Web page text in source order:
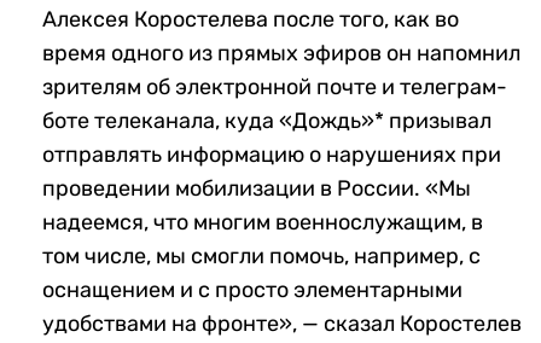
Алексея Коростелева после того, как во
время одного из прямых эфиров он напомнил
зрителям об электронной почте и телеграм-
боте телеканала, куда «Дождь»* призывал
отправлять информацию о нарушениях при
проведении мобилизации в России. «Мы
надеемся, что многим военнослужащим, в
том числе, мы смогли помочь, например, с
оснащением и с просто элементарными
удобствами на фронте», — сказал Коростелев